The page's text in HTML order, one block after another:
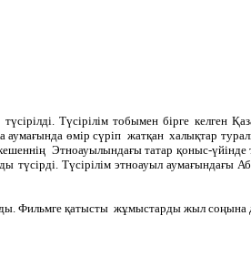
Түсірілім тобымен бірге келген
аумағында өмір сүріп жатқан халықтар
Этноауылындағы татар қоныс-
түсірді. Түсірілім этноауыл
Фильмге қатысты жұмыстарды жыл соңына